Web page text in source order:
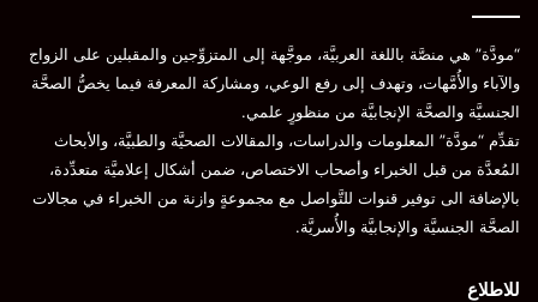
“مودَّة” هي منصَّة باللغة العربيَّة، موجَّهة إلى المتزوِّجين والمقبلين على الزواج
والآباء والأُمَّهات، وتهدف إلى رفع الوعي، ومشاركة المعرفة فيما يخصُّ الصحَّة
الجنسيَّة والصحَّة الإنجابيَّة من منظورٍ علمي.
تقدِّم “مودَّة” المعلومات والدراسات، والمقالات الصحيَّة والطبيَّة، والأبحاث
المُعدَّة من قبل الخبراء وأصحاب الاختصاص، ضمن أشكال إعلاميَّة متعدِّدة،
بالإضافة الى توفير قنوات للتَّواصل مع مجموعةٍ وازنة من الخبراء في مجالات
الصحَّة الجنسيَّة والإنجابيَّة والأُسريَّة.
للاطلاع